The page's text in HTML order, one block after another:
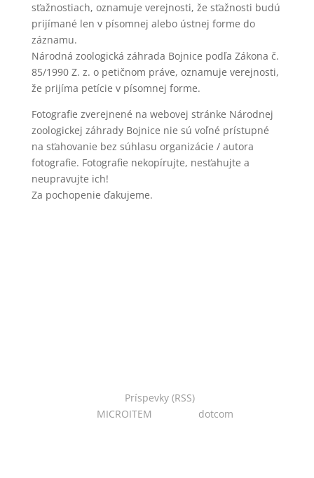
sťažnostiach, oznamuje verejnosti, že sťažnosti budú
prijímané len v písomnej alebo ústnej forme do
záznamu.
Národná zoologická záhrada Bojnice podľa Zákona č.
85/1990 Z. z. o petičnom práve, oznamuje verejnosti,
že prijíma petície v písomnej forme.
Fotografie zverejnené na webovej stránke Národnej
zoologickej záhrady Bojnice nie sú voľné prístupné
na sťahovanie bez súhlasu organizácie / autora
fotografie. Fotografie nekopírujte, nesťahujte a
neupravujte ich!
Za pochopenie ďakujeme.
Príspevky (RSS)
MICROITEM dotcom